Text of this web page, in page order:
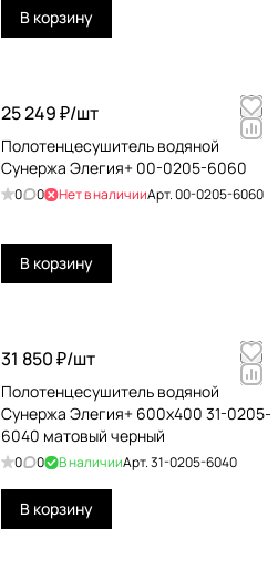
В корзину
25 249 ₽/шт
Полотенцесушитель водяной
Сунержа Элегия+ 00-0205-6060
0 0 Нет в наличииАрт.00-0205-6060
В корзину
31 850 ₽/шт
Полотенцесушитель водяной
Сунержа Элегия+ 600х400 31-0205-
6040 матовый черный
0 0 В наличииАрт.31-0205-6040
В корзину